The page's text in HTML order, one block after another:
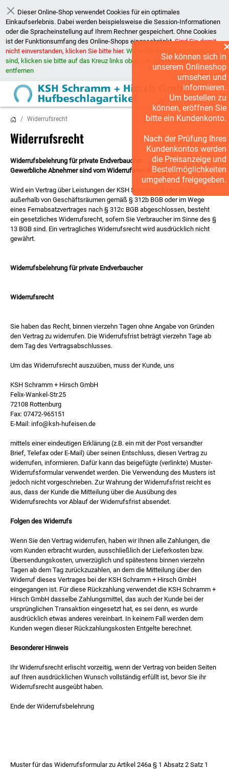
Schließen
Dieser Online-Shop verwendet Cookies für ein optimales
Einkaufserlebnis. Dabei werden beispielsweise die Session-Informationen
oder die Spracheinstellung auf Ihrem Rechner gespeichert. Ohne Cookies
ist der Funktionsumfang des Online-Shops eingeschränkt.Sind Sie damit
nicht einverstanden, klicken Sie bitte hier. Wenn Sie damit einverstanden
sind, klicken sie bitte auf das Kreuz links oben, um den Hinweis zu
entfernen
Widerrufsrecht
Widerrufsrecht
Widerrufsbelehrung für private Endverbaucher.
Gewerbliche Abnehmer sind vom Widerrufsrecht ausgeschlossen.
Wird ein Vertrag über Leistungen der KSH Schramm & Hirsch GmbH
außerhalb von Geschäftsräumen gemäß § 312b BGB oder im Wege
eines Fernabsatzvertrages nach § 312c BGB abgeschlossen, besteht
ein gesetzliches Widerrufsrecht, sofern Sie Verbraucher im Sinne des §
13 BGB sind. Ein vertragliches Widerrufsrecht wird ausdrücklich nicht
gewährt.
Widerrufsbelehrung für private Endverbaucher
Widerrufsrecht
Sie haben das Recht, binnen vierzehn Tagen ohne Angabe von Gründen
den Vertrag zu widerrufen. Die Widerrufsfrist beträgt vierzehn Tage ab
dem Tag des Vertragsabschlusses.
Um das Widerrufsrecht auszuüben, muss der Kunde, uns
KSH Schramm + Hirsch GmbH
Felix-Wankel-Str.25
72108 Rottenburg
Fax: 07472-965151
E-Mail: info@ksh-hufeisen.de
mittels einer eindeutigen Erklärung (z.B. ein mit der Post versandter
Brief, Telefax oder E-Mail) über seinen Entschluss, diesen Vertrag zu
widerrufen, informieren. Dafür kann das beigefügte (verlinkte) Muster-
Widerrufsformular verwendet werden. Die Verwendung des Musters ist
jedoch nicht vorgeschrieben. Zur Wahrung der Widerrufsfrist reicht es
aus, dass der Kunde die Mitteilung über die Ausübung des
Widerrufsrechts vor Ablauf der Widerrufsfrist absendet.
Folgen des Widerrufs
Wenn Sie den Vertrag widerrufen, haben wir Ihnen alle Zahlungen, die
vom Kunden erbracht wurden, ausschließlich der Lieferkosten bzw.
Übersendungskosten, unverzüglich und spätestens binnen vierzehn
Tagen ab dem Tag zurückzuzahlen, an dem die Mitteilung über den
Widerruf dieses Vertrages bei der KSH Schramm + Hirsch GmbH
eingegangen ist. Für diese Rückzahlung verwendet die KSH Schramm +
Hirsch GmbH dasselbe Zahlungsmittel, das auch der Kunde bei der
ursprünglichen Transaktion eingesetzt hat, es sei denn, es wurde
ausdrücklich etwas anderes vereinbart. In keinem Fall werden dem
Kunden wegen dieser Rückzahlungskosten Entgelte berechnet.
Besonderer Hinweis
Ihr Widerrufsrecht erlischt vorzeitig, wenn der Vertrag von beiden Seiten
auf Ihren ausdrücklichen Wunsch vollständig erfüllt ist, bevor Sie ihr
Widerrufsrecht ausgeübt haben.
Ende der Widerrufsbelehrung
Muster für das Widerrufsformular zu Artikel 246a § 1 Absatz 2 Satz 1
Sie können sich in
unserem Onlineshop
umsehen und
informieren.
Um bestellen zu
können, eröffnen Sie
bitte ein Kundenkonto.
Nach der Prüfung Ihres
Kundenkontos werden
die Preisanzeige und
Bestellmöglichkeiten
umgehend freigegeben.